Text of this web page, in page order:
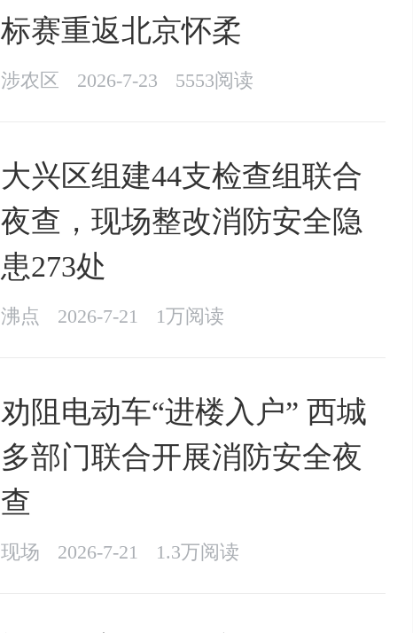
标赛重返北京怀柔
涉农区 2026-7-23 5553阅读
大兴区组建44支检查组联合
夜查，现场整改消防安全隐
患273处
沸点 2026-7-21 1万阅读
劝阻电动车“进楼入户” 西城
多部门联合开展消防安全夜
查
现场 2026-7-21 1.3万阅读